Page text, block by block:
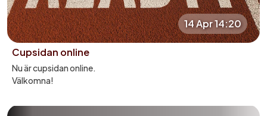
14 Apr 14:20
Cupsidan online
Nu är cupsidan online.
Välkomna!